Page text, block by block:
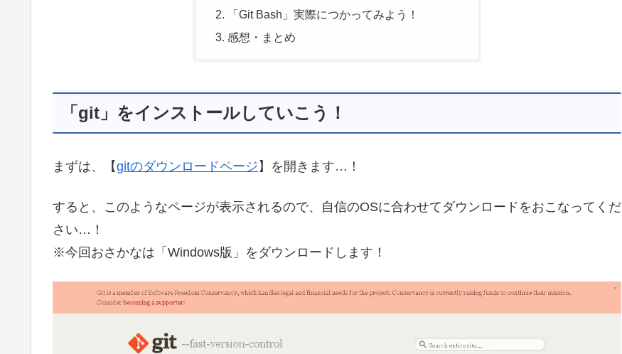
「Git Bash」実際につかってみよう！
感想・まとめ
「git」をインストールしていこう！
まずは、【gitのダウンロードページ 】を開きます…！
すると、このようなページが表示されるので、自信のOSに合わせてダウンロードをおこなってくだ
さい…！
※今回おさかなは「Windows版」をダウンロードします！